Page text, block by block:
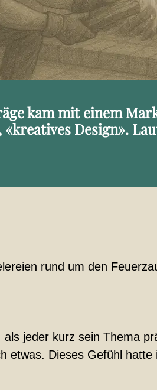
kam mit einem
Design».
rund um den
jeder kurz sein Thema
etwas. Dieses Gefühl